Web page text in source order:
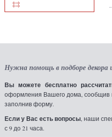
Нужна помощь в подборе декора
Вы можете бесплатно
оформления Вашего дома, сообщив
заполнив форму.
Если у Вас есть вопросы , наши
с 9 до 21 часа.